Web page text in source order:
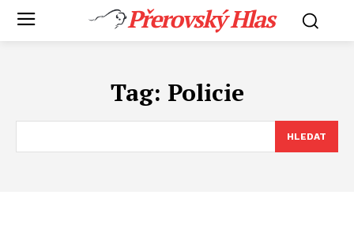
Přerovský Hlas
Tag: Policie
HLEDAT